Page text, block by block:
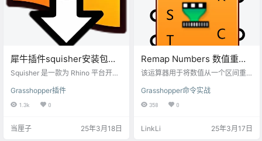
犀牛插件squisher安装包下
载
Squisher 是一款为 Rhino 平台开发
开与变形处理，尤其适用于双曲面
（非可展曲面）的扁平化操作
Grasshopper插件
1.3k 0
当厘子 25年3月18日
Remap Numbers 数值重映
射
该运算器用于将数值从一个区间重
尺度或范围之间的数据转换。输入
参数包括需要重新映射的数值、源
值重映射在Grasshopper中广泛应用
Grasshopper命令实战
358 0
LinkLi 25年3月17日